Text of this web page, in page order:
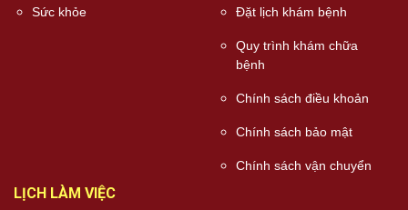
Sức khỏe Đặt lịch khám bệnh
Quy trình khám chữa
bệnh
Chính sách điều khoản
Chính sách bảo mật
Chính sách vận chuyển
LỊCH LÀM VIỆC